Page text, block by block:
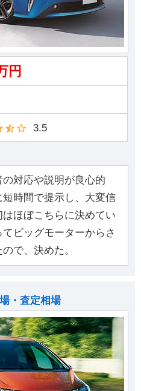
円
3.5
対応や説明が良心的
時間で提示し、大変信
ほぼこちらに決めてい
ビッグモーターからさ
で、決めた。
・査定相場